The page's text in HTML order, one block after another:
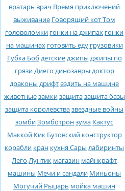
вратарь врач Время приключений
выживание Говорящий кот Том
головоломки гонки на джипах гонки
на машинах готовить еду грузовики
Губка Боб детскиеджипы джипы по
грязиДиего динозавры доктор
драконы дрифтездить на машине
животныезамкизащитазащита базы
защита королевствазвездные войны
зомбиЗомботронзума Кактус
Маккой Кик Бутовский конструктор
корабли кран кухня Сары лабиринты
Лего Лунтик магазин майнкрафт
машины Мечи и сандали Миньоны
Могучий Рыцарь мойка машин